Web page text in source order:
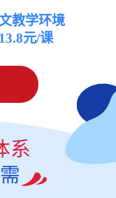
教学环境
元/课
系